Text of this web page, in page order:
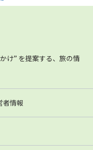
け” を提案する、旅の情
者情報